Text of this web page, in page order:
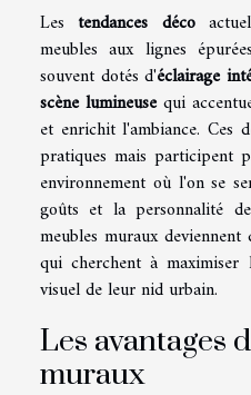
Lestendances déco
meubles aux lignes
souvent dotés d'éclairage
scène lumineusequi
et enrichit l'ambiance. Ces
pratiques mais participent
environnement où l'on se
goûts et la personnalité
meubles muraux
qui cherchent à
visuel de leur nid urbain.
Les avantages
muraux